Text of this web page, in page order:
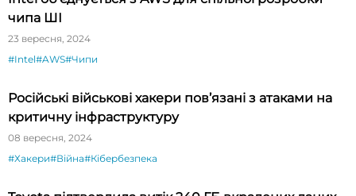
чипа ШІ
23 вересня, 2024
#Intel#AWS#Чипи
Російські військові хакери пов’язані з атаками на
критичну інфраструктуру
08 вересня, 2024
#Хакери#Війна#Кібербезпека